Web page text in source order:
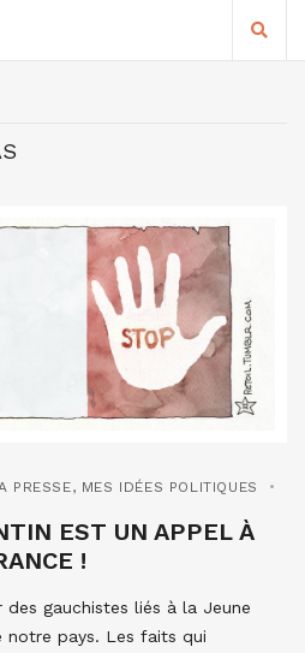
PRESSE, MES IDÉES POLITIQUES
EST UN APPEL À
!
gauchistes liés à la Jeune
notre pays. Les faits qui